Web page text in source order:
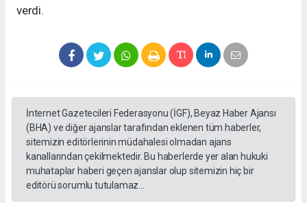
verdi.
İnternet Gazetecileri Federasyonu (İGF), Beyaz Haber Ajansı
(BHA) ve diğer ajanslar tarafından eklenen tüm haberler,
sitemizin editörlerinin müdahalesi olmadan ajans
kanallarından çekilmektedir. Bu haberlerde yer alan hukuki
muhataplar haberi geçen ajanslar olup sitemizin hiç bir
editörü sorumlu tutulamaz...